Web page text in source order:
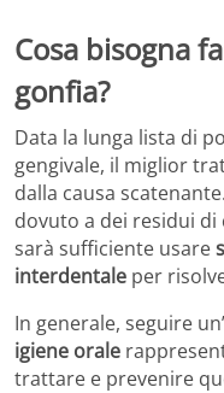
Cosa bisogna
gonfia?
Data la lunga lista di
gengivale, il miglior
dalla causa
dovuto a dei residui
sarà sufficiente usare
interdentale per
In generale, seguire
igiene orale
trattare e prevenire